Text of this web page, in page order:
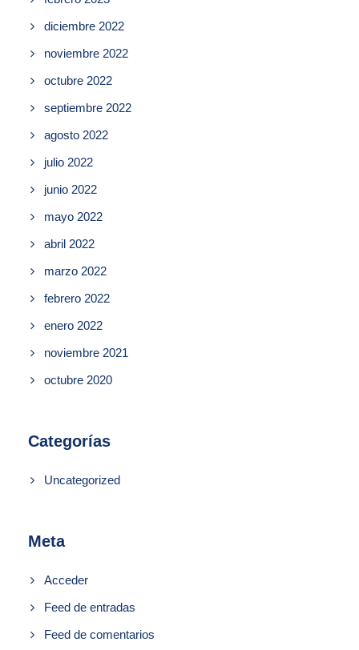
diciembre 2022
noviembre 2022
octubre 2022
septiembre 2022
agosto 2022
julio 2022
junio 2022
mayo 2022
abril 2022
marzo 2022
febrero 2022
enero 2022
noviembre 2021
octubre 2020
Categorías
Uncategorized
Meta
Acceder
Feed de entradas
Feed de comentarios